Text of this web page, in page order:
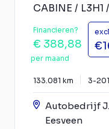
CABINE / L3H1
Financieren?
€ 388,88
per maand
133.081 km 3-
Autobedrijf
Eesveen